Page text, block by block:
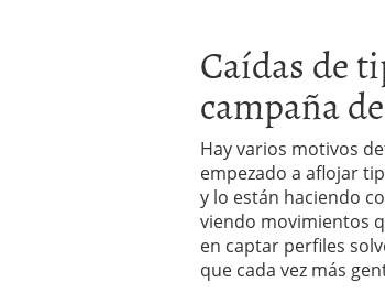
Caídas de
campaña
Hay varios motivos
empezado a aflojar
y lo están haciendo
viendo movimientos
en captar perfiles
que cada vez más